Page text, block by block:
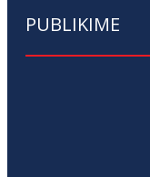
PUBLIKIME